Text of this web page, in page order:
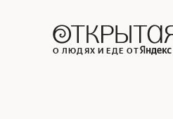
О ЛЮДЯХ И ЕДЕ ОТ